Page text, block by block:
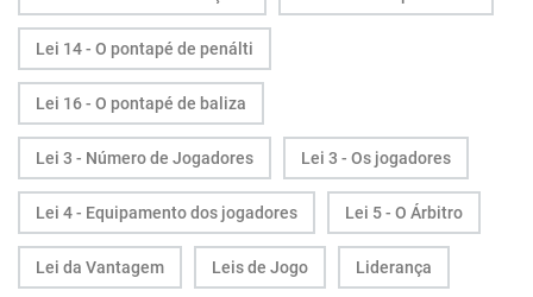
Lei 14 - O pontapé de penálti
Lei 16 - O pontapé de baliza
Lei 3 - Número de Jogadores Lei 3 - Os jogadores
Lei 4 - Equipamento dos jogadores Lei 5 - O Árbitro
Lei da Vantagem Leis de Jogo Liderança